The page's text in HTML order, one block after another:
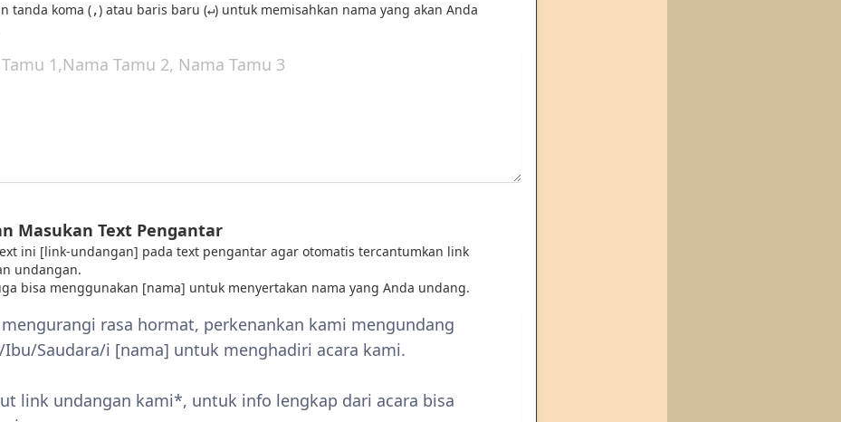
tanda koma (,) atau baris baru (↵) untuk memisahkan nama yang akan Anda
Masukan Text Pengantar
ini [link-undangan] pada text pengantar agar otomatis tercantumkan link
undangan.
bisa menggunakan [nama] untuk menyertakan nama yang Anda undang.